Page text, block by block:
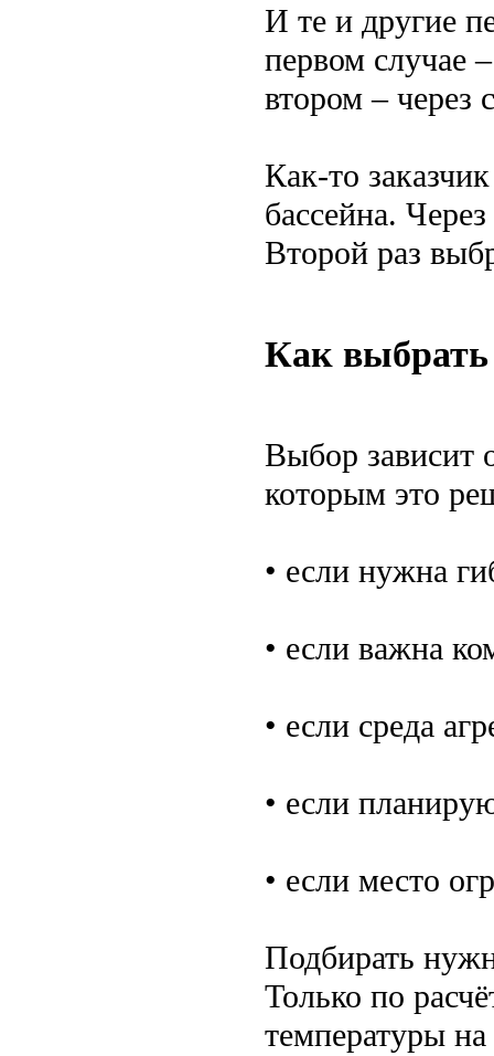
И те и другие
первом случае
втором – через
Как-то
бассейна.
Второй раз
Как
Выбор зависит
которым это
• если нужна
• если важна
• если среда
• если
• если место
Подбирать
Только по
температуры